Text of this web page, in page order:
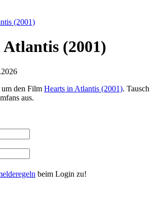
(2001)
(2001)
den Film Hearts in Atlantis (2001). Tausch
aus.
beim Login zu!